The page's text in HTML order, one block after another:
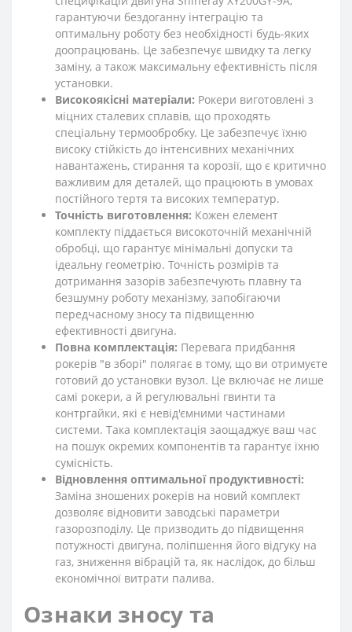
гарантуючи бездоганну інтеграцію та
оптимальну роботу без необхідності будь-яких
доопрацювань. Це забезпечує швидку та легку
заміну, а також максимальну ефективність після
установки.
Високоякісні матеріали: Рокери виготовлені з
міцних сталевих сплавів, що проходять
спеціальну термообробку. Це забезпечує їхню
високу стійкість до інтенсивних механічних
навантажень, стирання та корозії, що є критично
важливим для деталей, що працюють в умовах
постійного тертя та високих температур.
Точність виготовлення: Кожен елемент
комплекту піддається високоточній механічній
обробці, що гарантує мінімальні допуски та
ідеальну геометрію. Точність розмірів та
дотримання зазорів забезпечують плавну та
безшумну роботу механізму, запобігаючи
передчасному зносу та підвищенню
ефективності двигуна.
Повна комплектація: Перевага придбання
рокерів "в зборі" полягає в тому, що ви отримуєте
готовий до установки вузол. Це включає не лише
самі рокери, а й регулювальні гвинти та
контргайки, які є невід'ємними частинами
системи. Така комплектація заощаджує ваш час
на пошук окремих компонентів та гарантує їхню
сумісність.
Відновлення оптимальної продуктивності:
Заміна зношених рокерів на новий комплект
дозволяє відновити заводські параметри
газорозподілу. Це призводить до підвищення
потужності двигуна, поліпшення його відгуку на
газ, зниження вібрацій та, як наслідок, до більш
економічної витрати палива.
Ознаки зносу та